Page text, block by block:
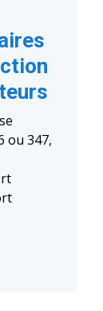
ou 347,